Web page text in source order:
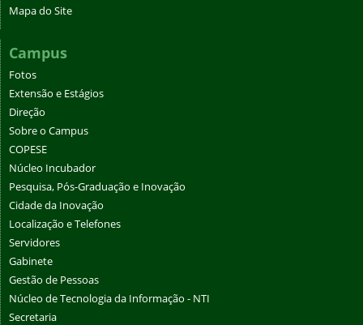
Mapa do Site
Campus
Fotos
Extensão e Estágios
Direção
Sobre o Campus
COPESE
Núcleo Incubador
Pesquisa, Pós-Graduação e Inovação
Cidade da Inovação
Localização e Telefones
Servidores
Gabinete
Gestão de Pessoas
Núcleo de Tecnologia da Informação - NTI
Secretaria